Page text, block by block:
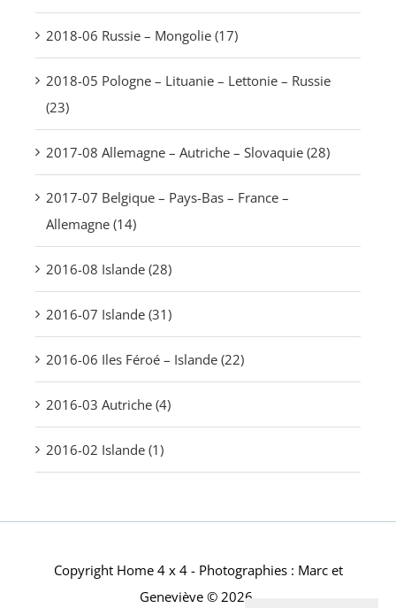
2018-06 Russie – Mongolie (17)
2018-05 Pologne – Lituanie – Lettonie – Russie
(23)
2017-08 Allemagne – Autriche – Slovaquie (28)
2017-07 Belgique – Pays-Bas – France –
Allemagne (14)
2016-08 Islande (28)
2016-07 Islande (31)
2016-06 Iles Féroé – Islande (22)
2016-03 Autriche (4)
2016-02 Islande (1)
Copyright Home 4 x 4 - Photographies : Marc et
Geneviève © 2026.